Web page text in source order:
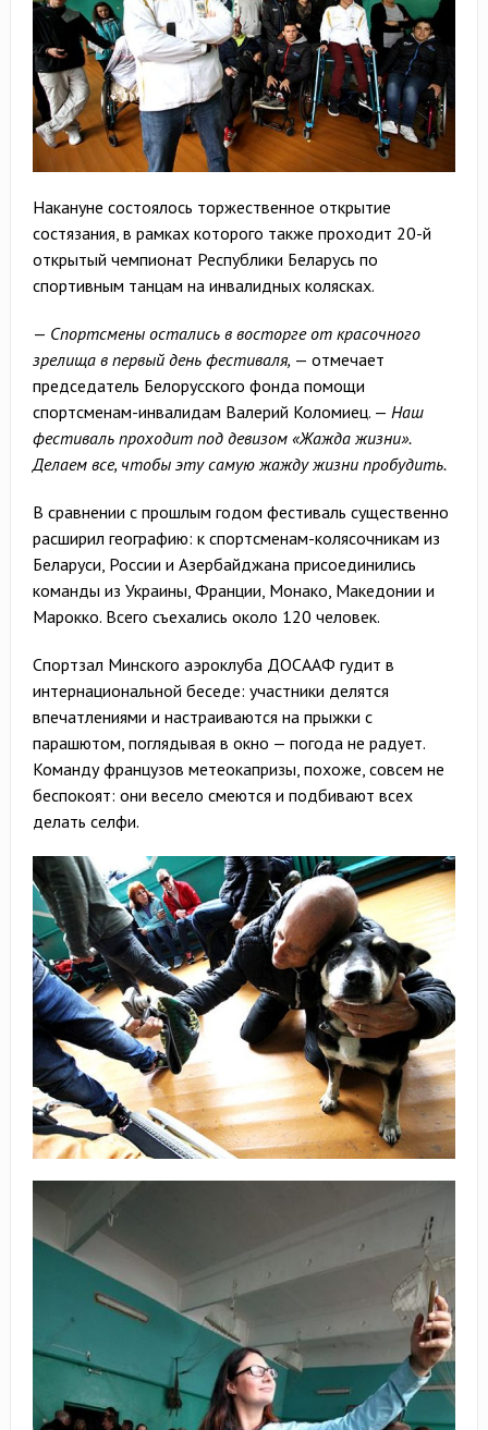
Накануне состоялось торжественное открытие
состязания, в рамках которого также проходит 20-й
открытый чемпионат Республики Беларусь по
спортивным танцам на инвалидных колясках.
— Спортсмены остались в восторге от красочного
зрелища в первый день фестиваля, — отмечает
председатель Белорусского фонда помощи
спортсменам-инвалидам Валерий Коломиец. — Наш
фестиваль проходит под девизом «Жажда жизни».
Делаем все, чтобы эту самую жажду жизни пробудить.
В сравнении с прошлым годом фестиваль существенно
расширил географию: к спортсменам-колясочникам из
Беларуси, России и Азербайджана присоединились
команды из Украины, Франции, Монако, Македонии и
Марокко. Всего съехались около 120 человек.
Спортзал Минского аэроклуба ДОСААФ гудит в
интернациональной беседе: участники делятся
впечатлениями и настраиваются на прыжки с
парашютом, поглядывая в окно — погода не радует.
Команду французов метеокапризы, похоже, совсем не
беспокоят: они весело смеются и подбивают всех
делать селфи.